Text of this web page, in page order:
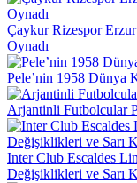
Çaykur Rizespor
Oynadı
Pele’nin 1958 Dünya
Arjantinli Futbolcular
Inter Club Escaldes
Değişiklikleri ve Sarı